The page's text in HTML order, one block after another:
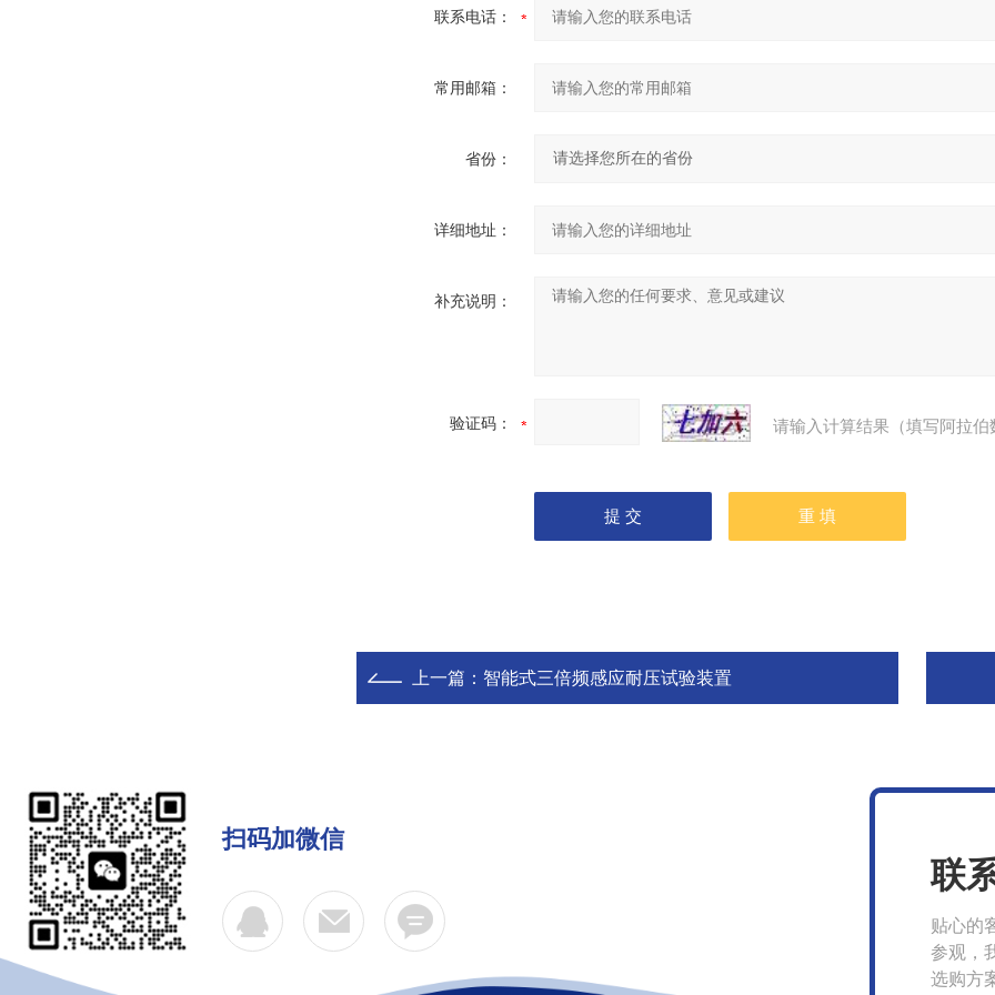
联系电话：
常用邮箱：
省份：
详细地址：
补充说明：
验证码： 请输入计算结果（填写阿拉
上一篇： 智能式三倍频感应耐压试验装置
扫码加微信
联
贴心的
参观，
选购方